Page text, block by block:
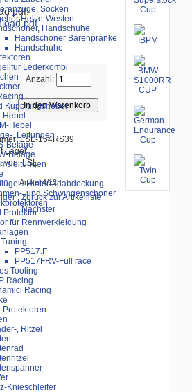
Socken
Helite-Westen
Handschuhe
Handschoner Bärenpranke
Handschuhe
für Lederkombi
Kupplungshebel
Hebel
Hebel
, Leitungen
Beläge
Beläge
/ Hinterradabdeckung
, und Schwingenschoner
Protektor
für Rennverkleidung
Tuning
PP517.F
PP517FRV-Full race
Tooling
Racing
Racing
Protektoren
, Ritzel
Knieschleifer
pdf:
Anzahl:
LSL-154RS39
Lager
von: LSL
Artikel 4/12
Zurück zur Artikelliste
Nächster